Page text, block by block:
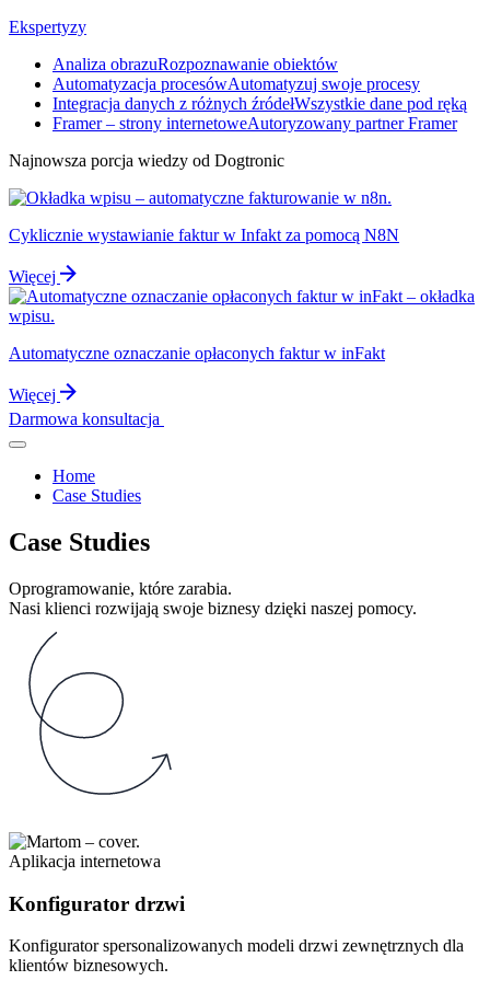
Ekspertyzy
Analiza obrazuRozpoznawanie obiektów
Automatyzacja procesówAutomatyzuj swoje procesy
Integracja danych z różnych źródełWszystkie dane pod ręką
Framer – strony internetoweAutoryzowany partner Framer
Najnowsza porcja wiedzy od Dogtronic
Cyklicznie wystawianie faktur w Infakt za pomocą N8N
Więcej
Automatyczne oznaczanie opłaconych faktur w inFakt
Więcej
Darmowa konsultacja
Home
Case Studies
Case Studies
Oprogramowanie, które zarabia.
Nasi klienci rozwijają swoje biznesy dzięki naszej pomocy.
Aplikacja internetowa
Konfigurator drzwi
Konfigurator spersonalizowanych modeli drzwi zewnętrznych dla
klientów biznesowych.